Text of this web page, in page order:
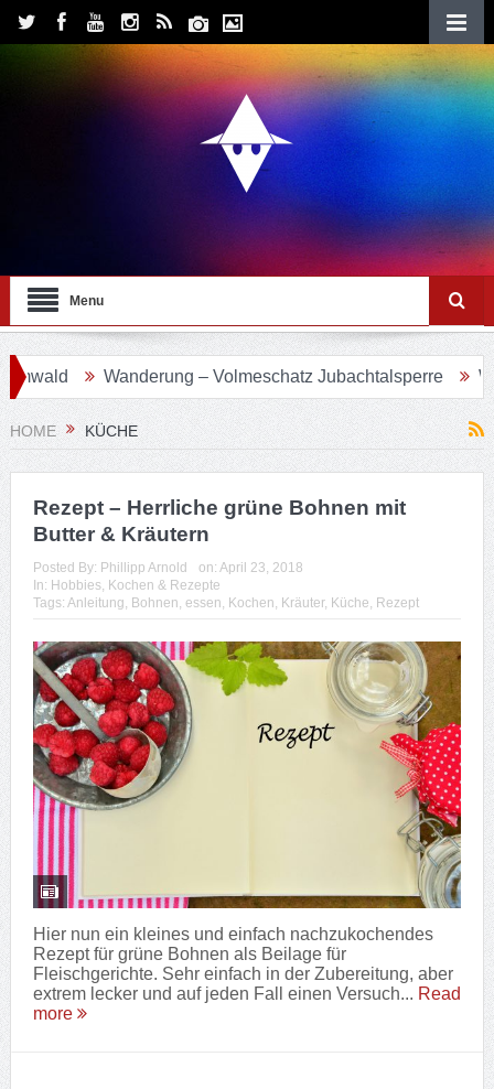
Menu
Wanderung – Volmeschatz Jubachtalsperre
HOME KÜCHE
Rezept – Herrliche grüne Bohnen mit
Butter & Kräutern
Posted By: Phillipp Arnold on: April 23, 2018
In: Hobbies, Kochen & Rezepte
Tags: Anleitung Bohnen essen Kochen Kräuter, Küche Rezept
Hier nun ein kleines und einfach nachzukochendes
Rezept für grüne Bohnen als Beilage für
Fleischgerichte. Sehr einfach in der Zubereitung, aber
extrem lecker und auf jeden Fall einen Versuch... Read
more